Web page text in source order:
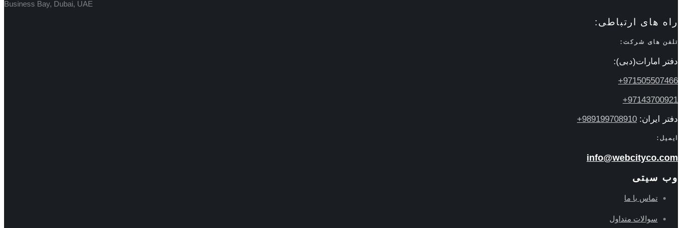
Business Bay, Dubai, UAE
راه های ارتباطی:
تلفن های شرکت:
دفتر امارات(دبی):
971505507466+
97143700921+
دفتر ایران: 989199708910+
ایمیل:
info@webcityco.com
وب سیتی
تماس با ما
سوالات متداول